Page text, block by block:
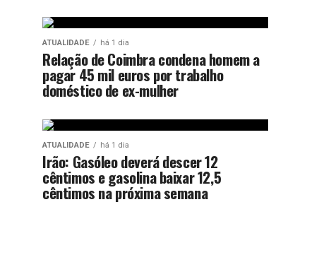
ATUALIDADE há 1 dia
Relação de Coimbra condena homem a
pagar 45 mil euros por trabalho
doméstico de ex-mulher
ATUALIDADE há 1 dia
Irão: Gasóleo deverá descer 12
cêntimos e gasolina baixar 12,5
cêntimos na próxima semana